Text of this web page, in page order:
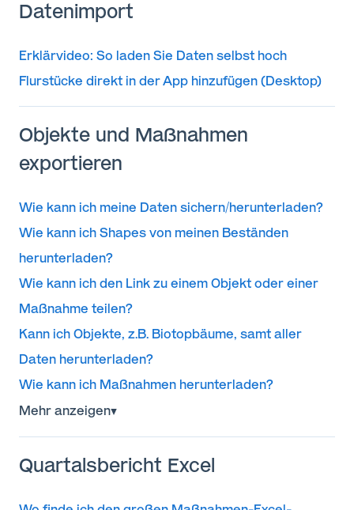
Datenimport
Erklärvideo: So laden Sie Daten selbst hoch
Flurstücke direkt in der App hinzufügen (Desktop)
Objekte und Maßnahmen
exportieren
Wie kann ich meine Daten sichern/herunterladen?
Wie kann ich Shapes von meinen Beständen
herunterladen?
Wie kann ich den Link zu einem Objekt oder einer
Maßnahme teilen?
Kann ich Objekte, z.B. Biotopbäume, samt aller
Daten herunterladen?
Wie kann ich Maßnahmen herunterladen?
Mehr anzeigen▼
Quartalsbericht Excel